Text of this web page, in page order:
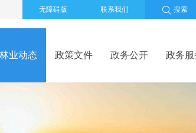
无障碍版 联系我们 搜索
林业动态 政策文件 政务公开 政务服